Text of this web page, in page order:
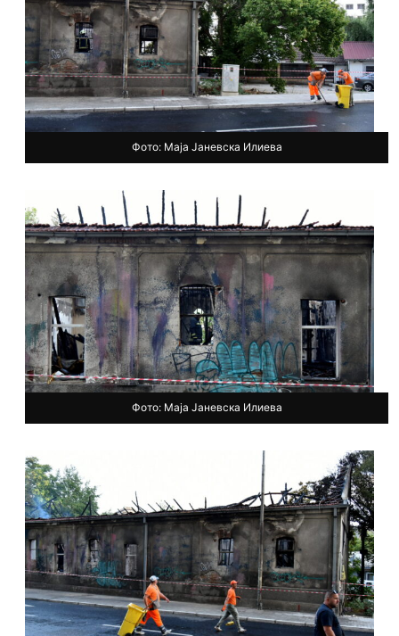
Фото: Маја Јаневска Илиева
Фото: Маја Јаневска Илиева